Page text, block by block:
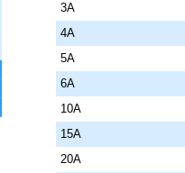
3A
4A
5A
6A
10A
15A
20A